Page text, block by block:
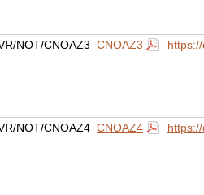
NOT/CNOAZ3 CNOAZ3
NOT/CNOAZ4 CNOAZ4